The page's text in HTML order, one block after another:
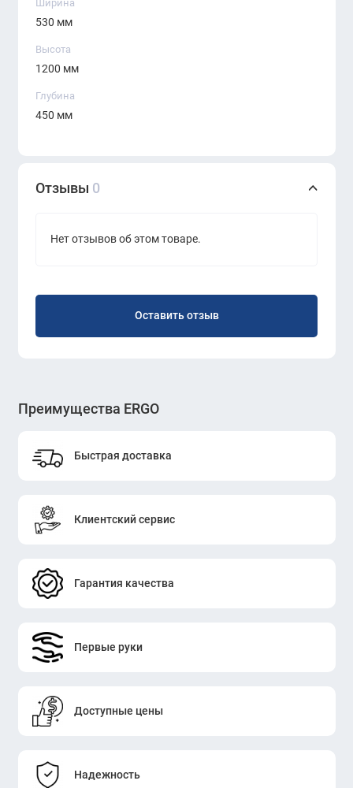
Закрытые секции помогают сохранять
конфиденциальность документов, а также
скрывают офисные принадлежности от
посторонних глаз.
Ширина
530 мм
Высота
1200 мм
Глубина
450 мм
Отзывы 0
Нет отзывов об этом товаре.
Оставить отзыв
Преимущества ERGO
Быстрая доставка
Клиентский сервис
Гарантия качества
Первые руки
Доступные цены
Надежность